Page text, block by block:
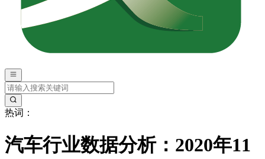
热词：
汽车行业数据分析：2020年11